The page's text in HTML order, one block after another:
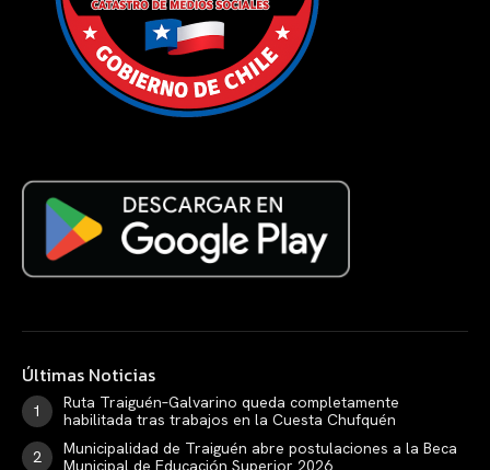
Últimas Noticias
Ruta Traiguén–Galvarino queda completamente
habilitada tras trabajos en la Cuesta Chufquén
Municipalidad de Traiguén abre postulaciones a la Beca
Municipal de Educación Superior 2026